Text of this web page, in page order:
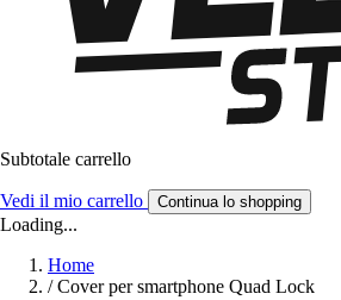
Subtotale carrello
Vedi il mio carrello Continua lo shopping
Loading...
Home
/ Cover per smartphone Quad Lock